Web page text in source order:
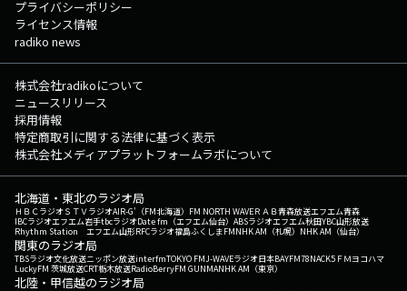
プライバシーポリシー
ライセンス情報
radiko news
株式会社radikoについて
ニュースリリース
採用情報
特定商取引に関する法律に基づく表示
株式会社メディアプラットフォームラボについて
北海道・東北のラジオ局
ＨＢＣラジオＳＴＶラジオAIR-G'（FM北海道） FM NORTH WAVEＲＡＢ青森放送エフエム青森
IBCラジオエフエム岩手tbcラジオDate fm（エフエム仙台） ABSラジオエフエム秋田YBC山形放送
Rhythm Station エフエム山形RFCラジオ福島ふくしまFMNHK AM（札幌） NHK AM（仙台）
関東のラジオ局
TBSラジオ文化放送ニッポン放送interfmTOKYO FMJ-WAVEラジオ日本BAYFM78NACK5 ＦＭヨコハマ
LuckyFM 茨城放送CRT栃木放送RadioBerryFM GUNMANHK AM（東京）
北陸・甲信越のラジオ局